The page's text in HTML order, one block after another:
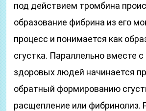
под действием тромбина
образование фибрина из его
процесс и понимается как
сгустка. Параллельно вместе с
здоровых людей начинается
обратный формированию
расщепление или фибринолиз.